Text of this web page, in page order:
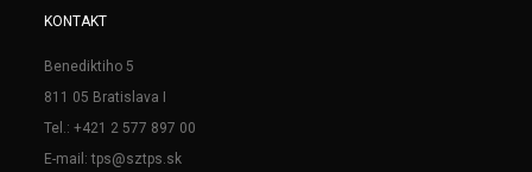
KONTAKT
Benediktiho 5
811 05 Bratislava I
Tel.: +421 2 577 897 00
E-mail: tps@sztps.sk